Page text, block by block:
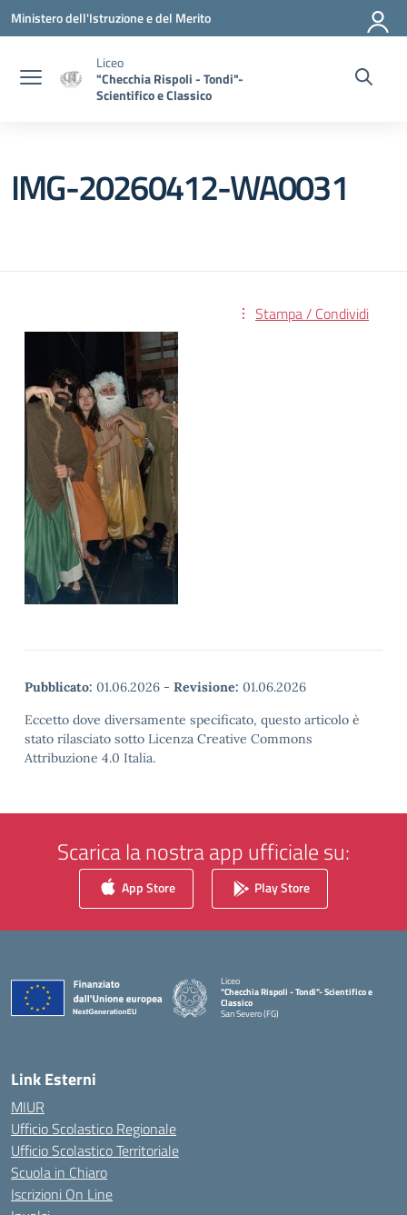
Vai ai contenuti
Vai al menu di navigazione
Vai al footer
Ministero dell'Istruzione e del Merito
Liceo
"Checchia Rispoli - Tondi"-
Scientifico e Classico
IMG-20260412-WA0031
Stampa / Condividi
Pubblicato: 01.06.2026 - Revisione: 01.06.2026
Eccetto dove diversamente specificato, questo articolo è
stato rilasciato sotto Licenza Creative Commons
Attribuzione 4.0 Italia.
Scarica la nostra app ufficiale su:
App Store Play Store
Liceo
"Checchia Rispoli - Tondi"- Scientifico e
Classico
San Severo (FG)
Link Esterni
MIUR
Ufficio Scolastico Regionale
Ufficio Scolastico Territoriale
Scuola in Chiaro
Iscrizioni On Line